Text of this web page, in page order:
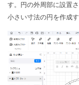
す。円の外周部に設置
小さい寸法の円を作成